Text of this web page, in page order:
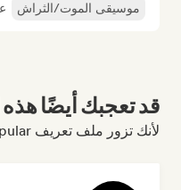
موسيقى الموت/الثراش
قد تعجبك أيضًا هذه
لأنك تزور ملف تعريف Uk drill most popular